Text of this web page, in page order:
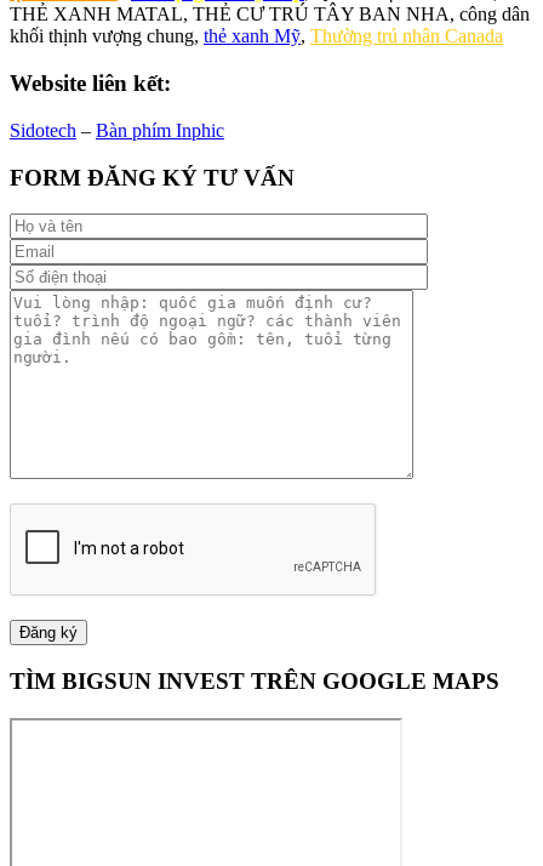
THẺ XANH MATAL, THẺ CƯ TRÚ TÂY BAN NHA, công dân
khối thịnh vượng chung, thẻ xanh Mỹ, Thường trú nhân Canada
Website liên kết:
Sidotech – Bàn phím Inphic
FORM ĐĂNG KÝ TƯ VẤN
TÌM BIGSUN INVEST TRÊN GOOGLE MAPS